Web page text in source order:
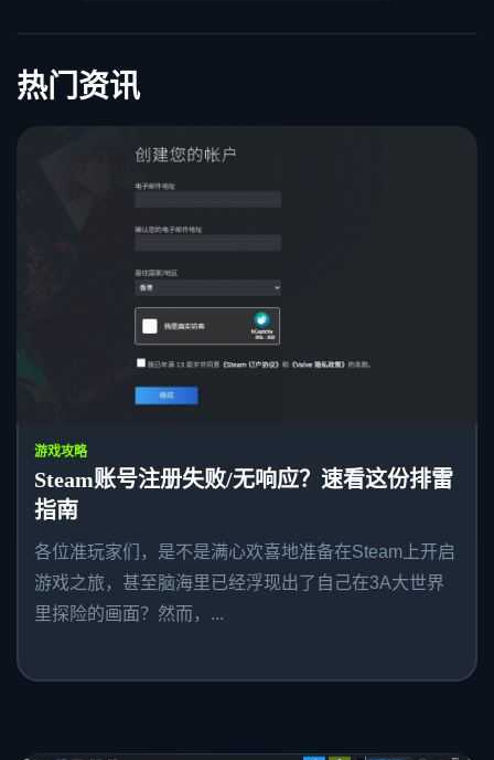
热门资讯
游戏攻略
Steam账号注册失败/无响应？速看这份排雷
指南
各位准玩家们，是不是满心欢喜地准备在Steam上开启
游戏之旅，甚至脑海里已经浮现出了自己在3A大世界
里探险的画面？然而，...